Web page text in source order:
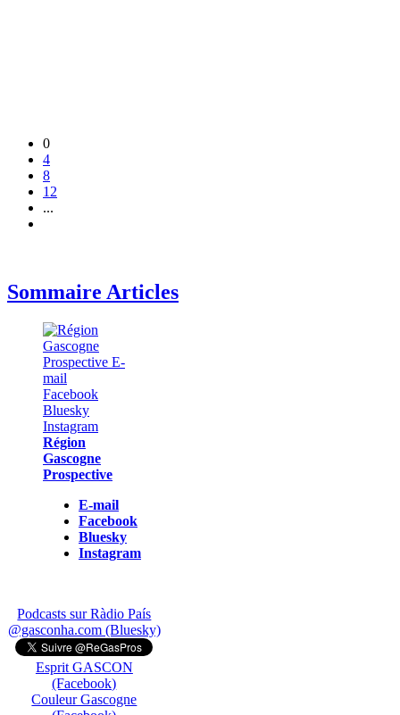
0
4
8
12
...
Sommaire Articles
Région
Gascogne
Prospective
E-mail
Facebook
Bluesky
Instagram
Podcasts sur Ràdio País
@gasconha.com (Bluesky)
Esprit GASCON
(Facebook)
Couleur Gascogne